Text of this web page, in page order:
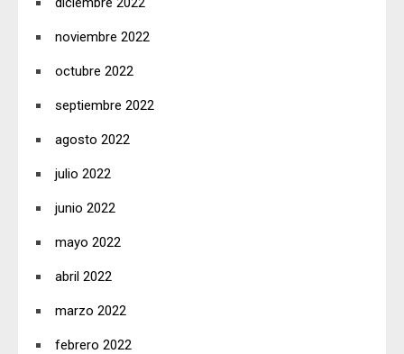
noviembre 2022
octubre 2022
septiembre 2022
agosto 2022
julio 2022
junio 2022
mayo 2022
abril 2022
marzo 2022
febrero 2022